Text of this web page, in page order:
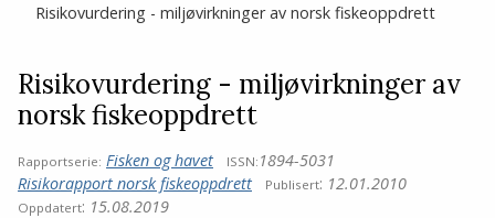
Risikovurdering - miljøvirkninger av norsk fiskeoppdrett
Risikovurdering - miljøvirkninger av
norsk fiskeoppdrett
Rapportserie: Fisken og havet ISSN: 1894-5031
Risikorapport norsk fiskeoppdrett
Publisert: 12.01.2010
Oppdatert: 15.08.2019